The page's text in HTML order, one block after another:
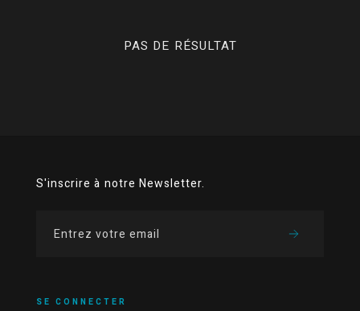
PAS DE RÉSULTAT
S'inscrire à notre Newsletter.
SE CONNECTER